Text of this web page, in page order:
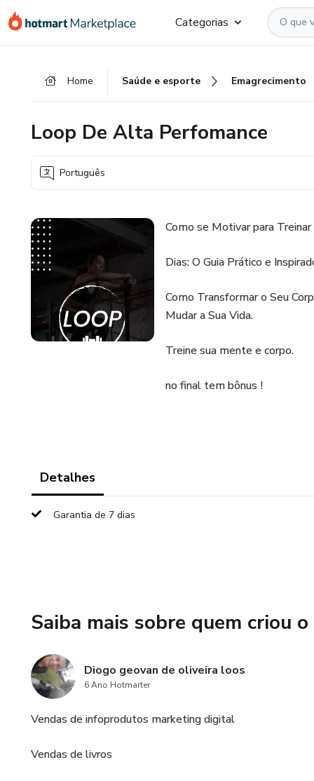
para
para
para
Categorias
Home Saúde e esporte Emagrecimento
Loop De Alta Perfomance
Português
Como se Motivar para
Dias: O Guia Prático e
Como Transformar o Seu
Mudar a Sua Vida.
Treine sua mente e corpo.
no final tem bônus !
Detalhes
Garantia de 7 dias
Saiba mais sobre quem criou
Diogo geovan de oliveira loos
6 Ano Hotmarter
Vendas de infoprodutos marketing digital
Vendas de livros